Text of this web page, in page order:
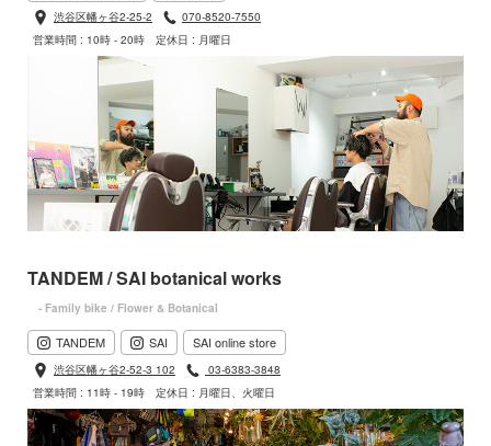
渋谷区幡ヶ谷2-25-2
070-8520-7550
営業時間 : 10時 - 20時
定休日 : 月曜日
TANDEM / SAI botanical works
- Family bike / Flower & Botanical
TANDEM SAI SAI online store
渋谷区幡ヶ谷2-52-3 102
03-6383-3848
営業時間 : 11時 - 19時
定休日 : 月曜日、火曜日